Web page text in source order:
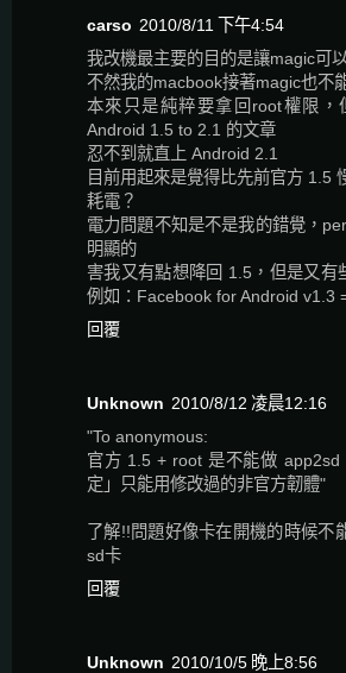
carso 2010/8/11 下午4:54
我改機最主要的目的是讓magic可
不然我的macbook接著magic也不
本來只是純粹要拿回root權限，
Android 1.5 to 2.1 的文章
忍不到就直上 Android 2.1
目前用起來是覺得比先前官方 1.5
耗電？
電力問題不知是不是我的錯覺，
明顯的
害我又有點想降回 1.5，但是又有
例如：Facebook for Android v1.3
回覆
Unknown 2010/8/12 凌晨12:16
"To anonymous:
官方 1.5 + root 是不能做
定」只能用修改過的非官方韌體"
了解!!問題好像卡在開機的時候不
sd卡
回覆
Unknown 2010/10/5 晚上8:56